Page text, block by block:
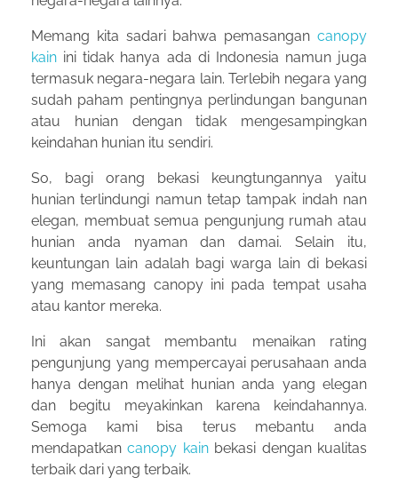
Memang kita sadari bahwa pemasangan canopy
kain ini tidak hanya ada di Indonesia namun juga
termasuk negara-negara lain. Terlebih negara yang
sudah paham pentingnya perlindungan bangunan
atau hunian dengan tidak mengesampingkan
keindahan hunian itu sendiri.
So, bagi orang bekasi keungtungannya yaitu
hunian terlindungi namun tetap tampak indah nan
elegan, membuat semua pengunjung rumah atau
hunian anda nyaman dan damai. Selain itu,
keuntungan lain adalah bagi warga lain di bekasi
yang memasang canopy ini pada tempat usaha
atau kantor mereka.
Ini akan sangat membantu menaikan rating
pengunjung yang mempercayai perusahaan anda
hanya dengan melihat hunian anda yang elegan
dan begitu meyakinkan karena keindahannya.
Semoga kami bisa terus mebantu anda
mendapatkancanopy kainbekasi dengan kualitas
terbaik dari yang terbaik.